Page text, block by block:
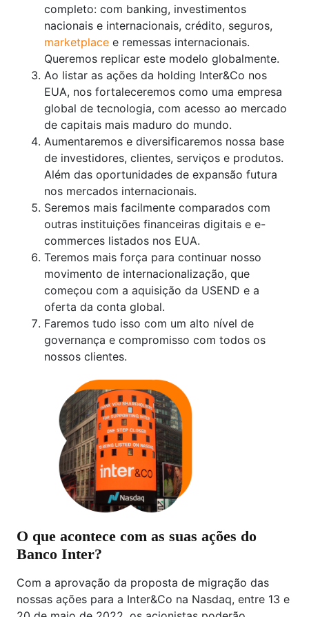
completo: com banking, investimentos
nacionais e internacionais, crédito, seguros,
marketplace e remessas internacionais.
Queremos replicar este modelo globalmente.
Ao listar as ações da holding Inter&Co nos
EUA, nos fortaleceremos como uma empresa
global de tecnologia, com acesso ao mercado
de capitais mais maduro do mundo.
Aumentaremos e diversificaremos nossa base
de investidores, clientes, serviços e produtos.
Além das oportunidades de expansão futura
nos mercados internacionais.
Seremos mais facilmente comparados com
outras instituições financeiras digitais e e-
commerces listados nos EUA.
Teremos mais força para continuar nosso
movimento de internacionalização, que
começou com a aquisição da USEND e a
oferta da conta global.
Faremos tudo isso com um alto nível de
governança e compromisso com todos os
nossos clientes.
O que acontece com as suas ações do
Banco Inter?
Com a aprovação da proposta de migração das
nossas ações para a Inter&Co na Nasdaq, entre 13 e